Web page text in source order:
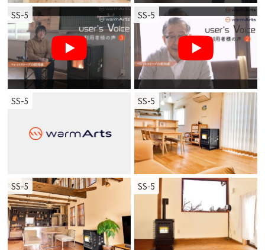
SS-5 SS-5
SS-5 SS-5
SS-5 SS-5